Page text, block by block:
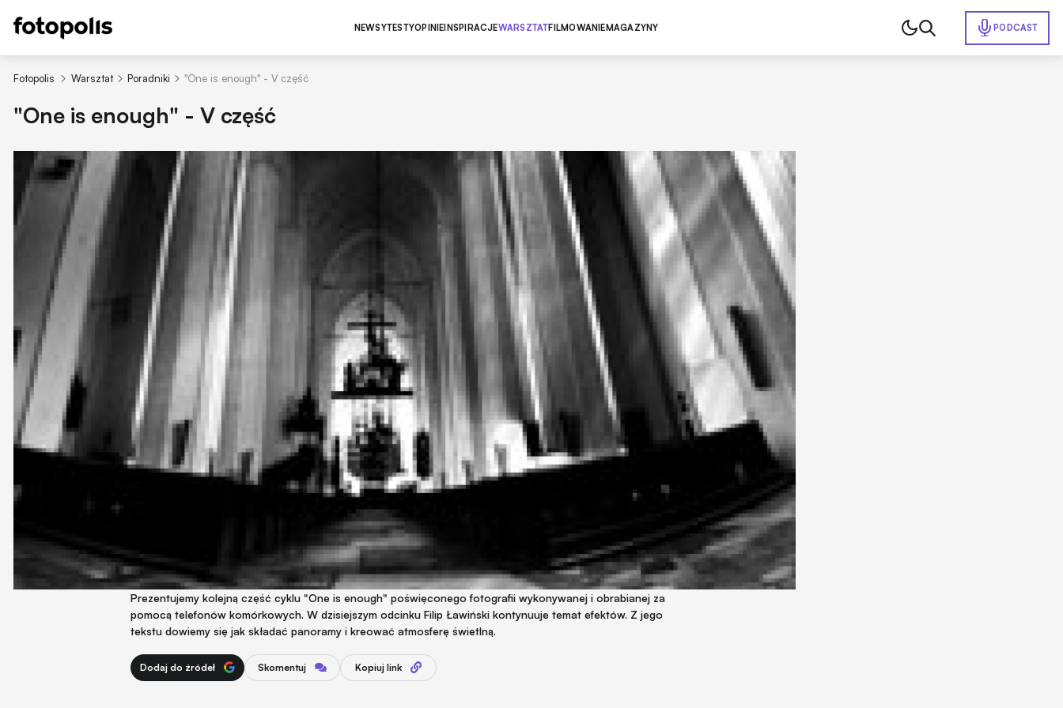
NEWSYTESTYOPINIEINSPIRACJEWARSZTATFILMOWANIEMAGAZYNY PODCAST
Fotopolis Warsztat Poradniki "One is enough" - V część
"One is enough" - V część
Prezentujemy kolejną część cyklu "One is enough" poświęconego fotografii wykonywanej i obrabianej za
pomocą telefonów komórkowych. W dzisiejszym odcinku Filip Ławiński kontynuuje temat efektów. Z jego
tekstu dowiemy się jak składać panoramy i kreować atmosferę świetlną.
Dodaj do źródeł Skomentuj Kopiuj link